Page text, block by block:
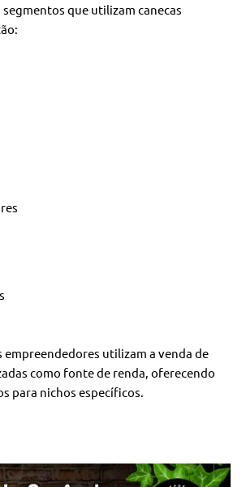
que utilizam canecas
empreendedores utilizam a venda de
como fonte de renda, oferecendo
para nichos específicos.